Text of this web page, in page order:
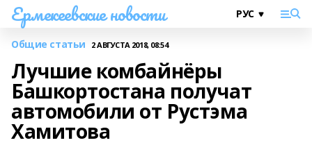
Ермекеевские новости
Общие статьи 2 АВГУСТА 2018, 08:54
Лучшие комбайнёры
Башкортостана получат
автомобили от Рустэма
Хамитова